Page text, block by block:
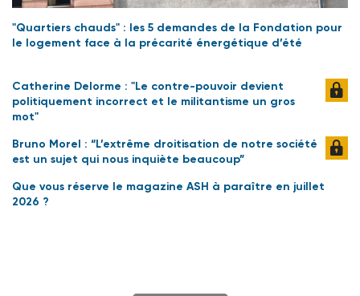
"Quartiers chauds" : les 5 demandes de la Fondation pour
le logement face à la précarité énergétique d’été
Catherine Delorme : "Le contre-pouvoir devient
politiquement incorrect et le militantisme un gros
mot"
Bruno Morel : “L’extrême droitisation de notre société
est un sujet qui nous inquiète beaucoup”
Que vous réserve le magazine ASH à paraître en juillet
2026 ?